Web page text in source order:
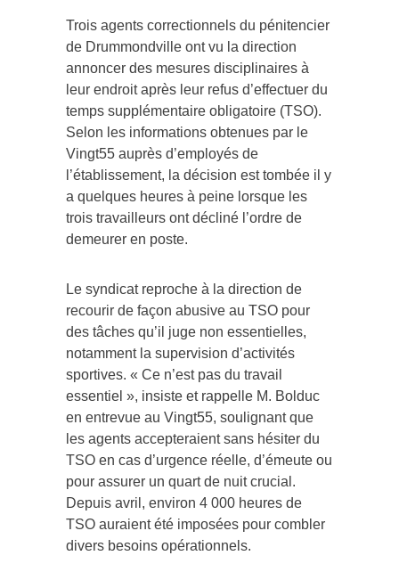
Trois agents correctionnels du pénitencier
de Drummondville ont vu la direction
annoncer des mesures disciplinaires à
leur endroit après leur refus d’effectuer du
temps supplémentaire obligatoire (TSO).
Selon les informations obtenues par le
Vingt55 auprès d’employés de
l’établissement, la décision est tombée il y
a quelques heures à peine lorsque les
trois travailleurs ont décliné l’ordre de
demeurer en poste.
Le syndicat reproche à la direction de
recourir de façon abusive au TSO pour
des tâches qu’il juge non essentielles,
notamment la supervision d’activités
sportives. « Ce n’est pas du travail
essentiel », insiste et rappelle M. Bolduc
en entrevue au Vingt55, soulignant que
les agents accepteraient sans hésiter du
TSO en cas d’urgence réelle, d’émeute ou
pour assurer un quart de nuit crucial.
Depuis avril, environ 4 000 heures de
TSO auraient été imposées pour combler
divers besoins opérationnels.